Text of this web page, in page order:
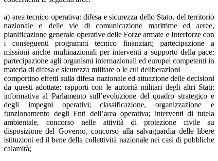
a) area tecnico operativa: difesa e sicurezza dello Stato, del territorio
nazionale e delle vie di comunicazione marittime ed aeree,
pianificazione generale operative delle Forze armate e Interforze con
i conseguenti programmi tecnico finanziari; partecipazione a
missioni anche multinazionali per interventi a supporto della pace:
partecipazione agli organismi internazionali ed europei competenti in
materia di difesa e sicurezza militare o le cui deliberazioni
comportino effetti sulla difesa nazionale ed attuazione delle decisioni
da questi adottate; rapporti con le autorità militari degli altri Stati;
informativa al Parlamento sull’evoluzione del quadro strategico e
degli impegni operativi; classificazione, organizzazione e
funzionamento degli Enti dell’area operativa; interventi di tutela
ambientale, concorso nelle attività di protezione civile su
disposizione del Governo, concorso alla salvaguardia delle libere
istituzioni ed il bene della collettività nazionale nei casi di pubbliche
calamità;